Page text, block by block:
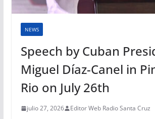
NEWS
Speech by Cuban
Miguel Díaz-Canel in
Rio on July 26th
julio 27, 2026 Editor Web Radio Santa Cruz